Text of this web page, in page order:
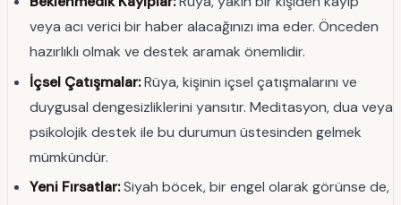
veya acı verici bir haber alacağınızı ima eder. Önceden
hazırlıklı olmak ve destek aramak önemlidir.
İçsel Çatışmalar:Rüya, kişinin içsel çatışmalarını ve
duygusal dengesizliklerini yansıtır. Meditasyon, dua veya
psikolojik destek ile bu durumun üstesinden gelmek
mümkündür.
Yeni Fırsatlar:Siyah böcek, bir engel olarak görünse de,